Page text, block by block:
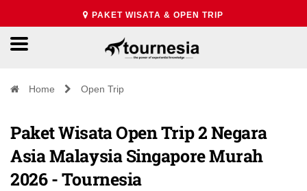
PAKET WISATA & OPEN TRIP
Home Open Trip
Paket Wisata Open Trip 2 Negara
Asia Malaysia Singapore Murah
2026 - Tournesia